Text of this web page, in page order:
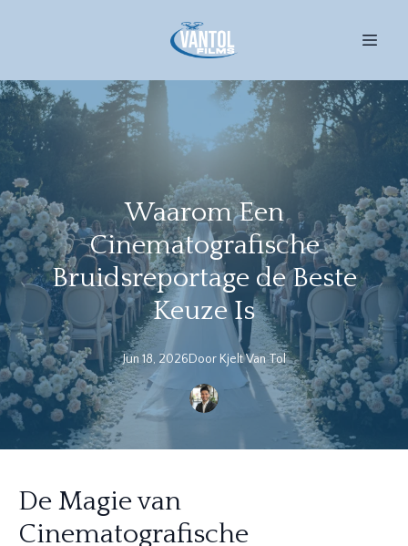
Waarom Een
Cinematografische
Bruidsreportage de Beste
Keuze Is
Jun 18, 2026Door KjeltVan Tol
De Magie van
Cinematografische